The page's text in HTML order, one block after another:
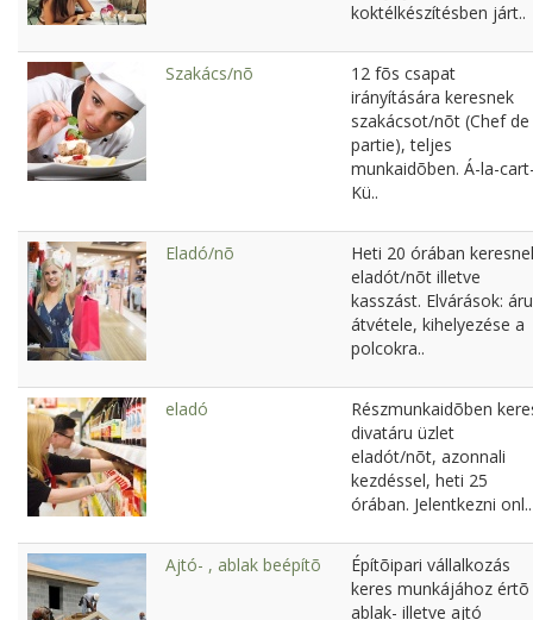
koktélkészítésben járt..
Szakács/nõ
12 fõs csapat
irányítására keresnek
szakácsot/nõt (Chef de
partie), teljes
munkaidõben. Á-la-
Kü..
Eladó/nõ
Heti 20 órában
eladót/nõt illetve
kasszást. Elvárások: áru
átvétele, kihelyezése a
polcokra..
eladó
Részmunkaidõben
divatáru üzlet
eladót/nõt, azonnali
kezdéssel, heti 25
órában. Jelentkezni onl..
Ajtó- , ablak beépítõ
Építõipari vállalkozás
keres munkájához értõ
ablak- illetve ajtó